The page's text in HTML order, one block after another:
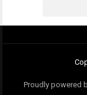
Proudly powered